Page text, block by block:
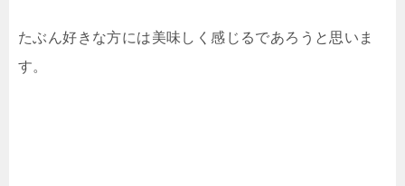
たぶん好きな方には美味しく感じるであろうと思いま
す。